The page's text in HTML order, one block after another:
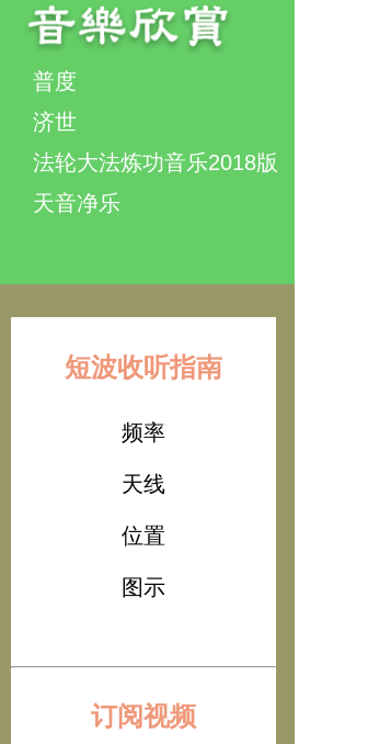
普度
济世
法轮大法炼功音乐2018版
天音净乐
短波收听指南
频率
天线
位置
图示
订阅视频